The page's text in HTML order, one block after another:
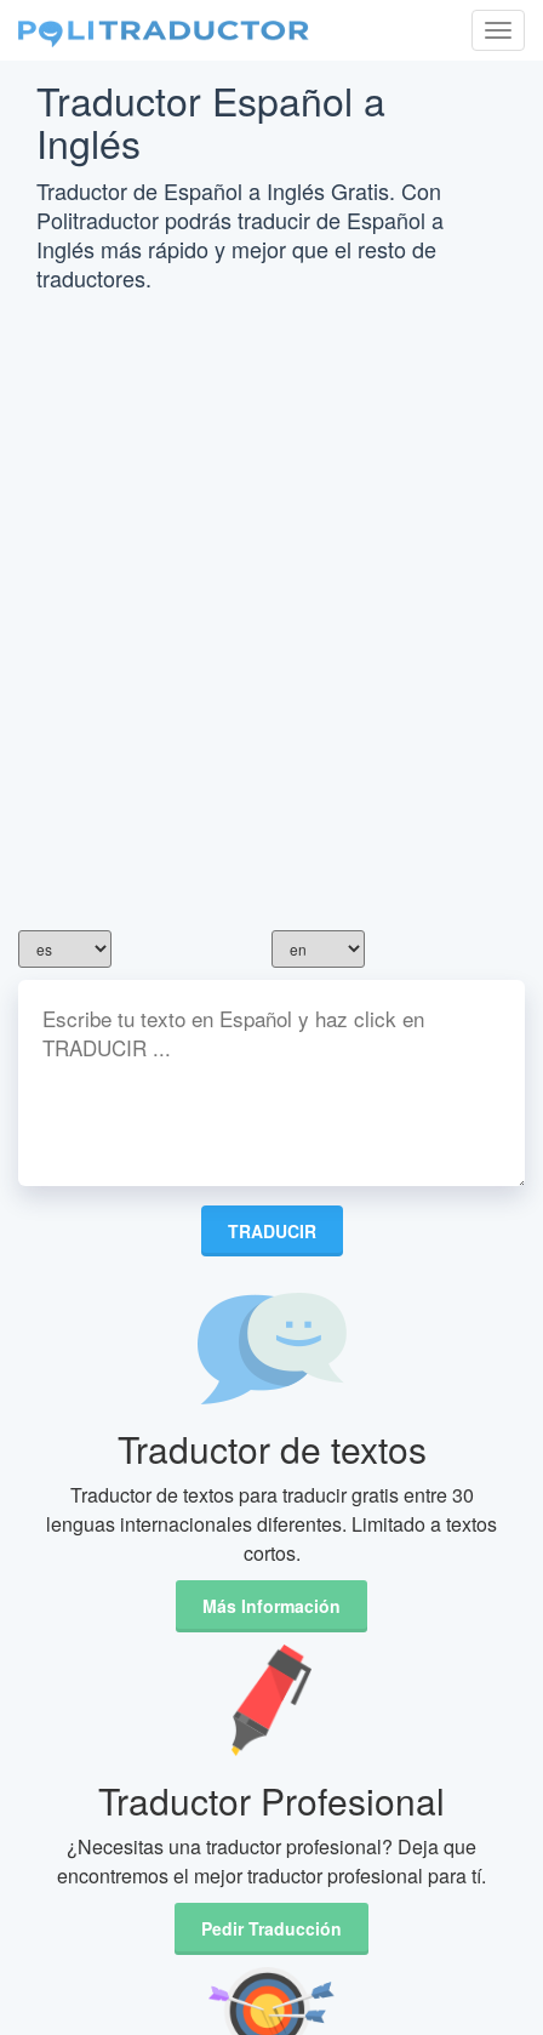
Traductor Español a
Inglés
Traductor de Español a Inglés Gratis. Con
Politraductor podrás traducir de Español a
Inglés más rápido y mejor que el resto de
traductores.
Traductor de textos
Traductor de textos para traducir gratis entre 30
lenguas internacionales diferentes. Limitado a textos
cortos.
Más Información
Traductor Profesional
¿Necesitas una traductor profesional? Deja que
encontremos el mejor traductor profesional para tí.
Pedir Traducción